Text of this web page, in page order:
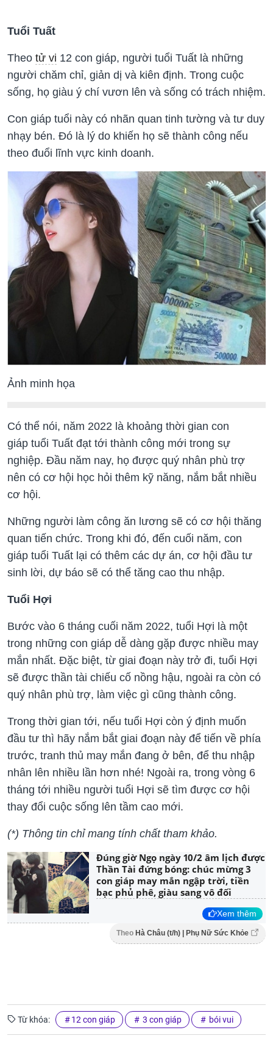
Tuổi Tuất
Theo tử vi 12 con giáp, người tuổi Tuất là những
người chăm chỉ, giản dị và kiên định. Trong cuộc
sống, họ giàu ý chí vươn lên và sống có trách nhiệm.
Con giáp tuổi này có nhãn quan tinh tường và tư duy
nhạy bén. Đó là lý do khiến họ sẽ thành công nếu
theo đuổi lĩnh vực kinh doanh.
Ảnh minh họa
Có thể nói, năm 2022 là khoảng thời gian con
giáp tuổi Tuất đạt tới thành công mới trong sự
nghiệp. Đầu năm nay, họ được quý nhân phù trợ
nên có cơ hội học hỏi thêm kỹ năng, nắm bắt nhiều
cơ hội.
Những người làm công ăn lương sẽ có cơ hội thăng
quan tiến chức. Trong khi đó, đến cuối năm, con
giáp tuổi Tuất lại có thêm các dự án, cơ hội đầu tư
sinh lời, dự báo sẽ có thể tăng cao thu nhập.
Tuổi Hợi
Bước vào 6 tháng cuối năm 2022, tuổi Hợi là một
trong những con giáp dễ dàng gặp được nhiều may
mắn nhất. Đặc biệt, từ giai đoạn này trở đi, tuổi Hợi
sẽ được thần tài chiếu cố nồng hậu, ngoài ra còn có
quý nhân phù trợ, làm việc gì cũng thành công.
Trong thời gian tới, nếu tuổi Hợi còn ý định muốn
đầu tư thì hãy nắm bắt giai đoạn này để tiến về phía
trước, tranh thủ may mắn đang ở bên, để thu nhập
nhân lên nhiều lần hơn nhé! Ngoài ra, trong vòng 6
tháng tới nhiều người tuổi Hợi sẽ tìm được cơ hội
thay đổi cuộc sống lên tầm cao mới.
(*) Thông tin chỉ mang tính chất tham khảo.
Đúng giờ Ngọ ngày 10/2 âm lịch được
Thần Tài đứng bóng: chúc mừng 3
con giáp may mắn ngập trời, tiền
bạc phủ phê, giàu sang vô đối
Xem thêm
Theo Hà Châu (t/h) | Phụ Nữ Sức Khỏe
Từ khóa: 12 con giáp 3 con giáp bói vui